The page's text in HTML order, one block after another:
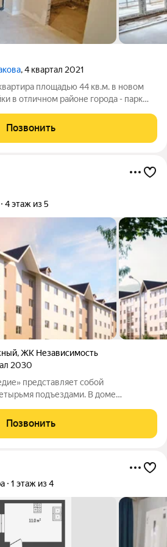
, 4 квартал 2021
площадью 44 кв.м. в новом
в отличном районе города - парк
Квартира расположена на 6-ом
Позвонить
4 этаж из 5
,ЖК Независимость
2030
представляет собой
подъездами. В доме
в благоустроенном
территории есть современная
Позвонить
1 этаж из 4